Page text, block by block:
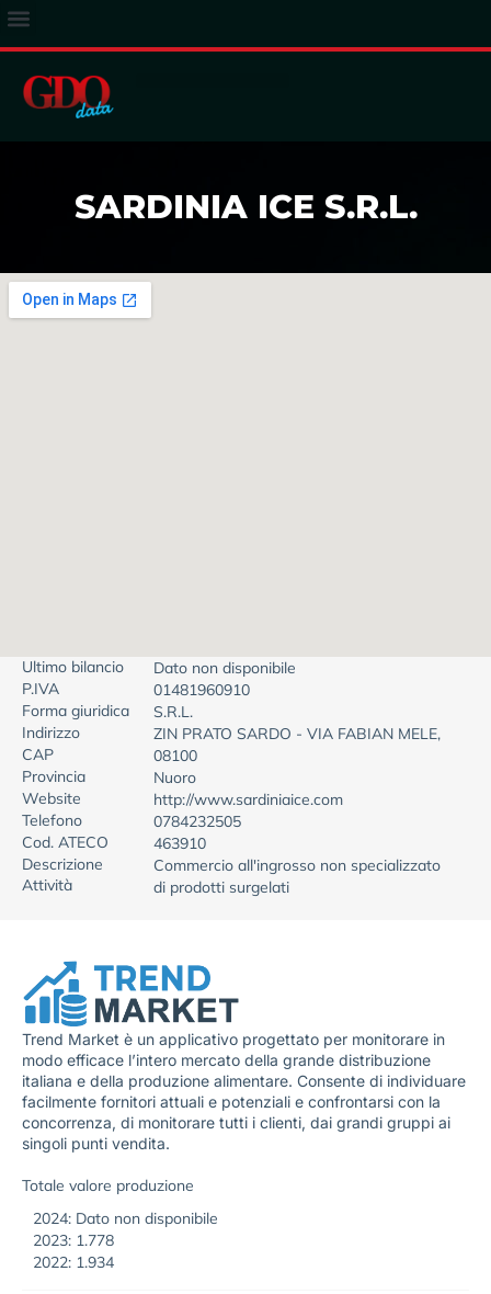
SARDINIA ICE S.R.L.
Ultimo bilancio
Dato non disponibile
P.IVA
01481960910
Forma giuridica
S.R.L.
Indirizzo
ZIN PRATO SARDO - VIA FABIAN MELE,
CAP
08100
Provincia
Nuoro
Website
http://www.sardiniaice.com
Telefono
0784232505
Cod. ATECO
463910
Descrizione
Attività
Commercio all'ingrosso non specializzato
di prodotti surgelati
Trend Market è un applicativo progettato per monitorare in
modo efficace l’intero mercato della grande distribuzione
italiana e della produzione alimentare. Consente di individuare
facilmente fornitori attuali e potenziali e confrontarsi con la
concorrenza, di monitorare tutti i clienti, dai grandi gruppi ai
singoli punti vendita.
Totale valore produzione
2024: Dato non disponibile
2023: 1.778
2022: 1.934